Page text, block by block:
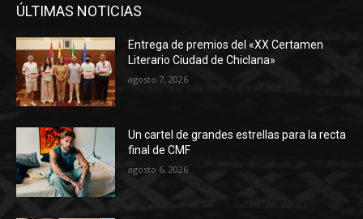
ÚLTIMAS NOTICIAS
Entrega de premios del «XX Certamen
Literario Ciudad de Chiclana»
agosto 7, 2026
Un cartel de grandes estrellas para la recta
final de CMF
agosto 6, 2026